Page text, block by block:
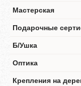
Мастерская
Подарочные
Б/Ушка
Оптика
Крепления на